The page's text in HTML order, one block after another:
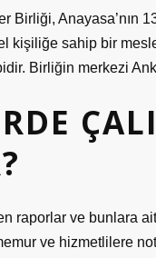
Birliği, Anayasa’nın
kişiliğe sahip bir
Birliğin merkezi
raporlar ve bunlara
ve hizmetlilere